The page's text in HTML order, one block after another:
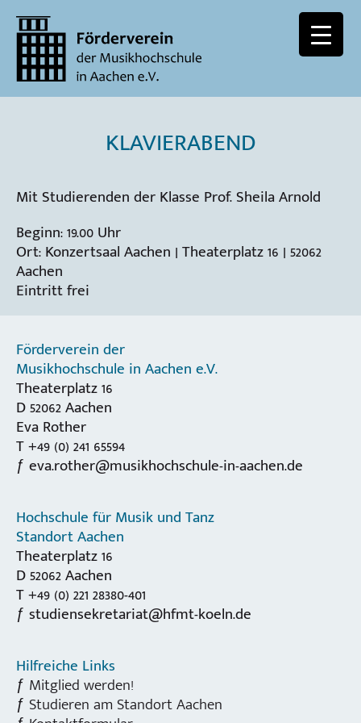
KLAVIERABEND
Mit Studierenden der Klasse Prof. Sheila Arnold
Beginn: 19.00 Uhr
Ort: Konzertsaal Aachen | Theaterplatz 16 | 52062
Aachen
Eintritt frei
Förderverein der
Musikhochschule in Aachen e.V.
Theaterplatz 16
D 52062 Aachen
Eva Rother
T +49 (0) 241 65594
eva.rother@musikhochschule-in-aachen.de
Hochschule für Musik und Tanz
Standort Aachen
Theaterplatz 16
D 52062 Aachen
T +49 (0) 221 28380-401
studiensekretariat@hfmt-koeln.de
Hilfreiche Links
Mitglied werden!
Studieren am Standort Aachen